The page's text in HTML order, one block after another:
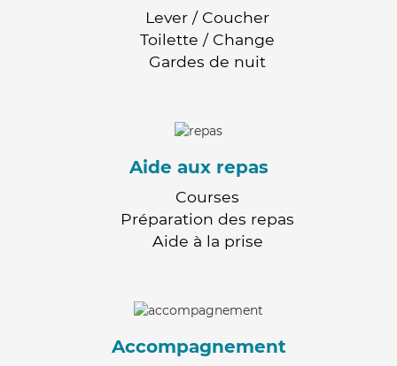
Lever / Coucher
Toilette / Change
Gardes de nuit
Aide aux repas
Courses
Préparation des repas
Aide à la prise
Accompagnement